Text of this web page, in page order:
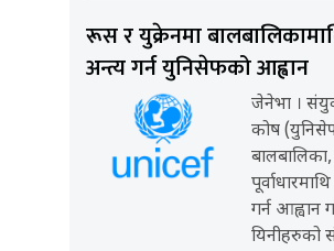
रूस र युक्रेनमा
अन्त्य गर्न युनिसेफको आह्वान
जेनेभा ।
कोष
गर्न
यिनीहरुको